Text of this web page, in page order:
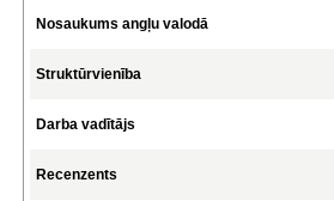
Nosaukums angļu valodā
Struktūrvienība
Darba vadītājs
Recenzents